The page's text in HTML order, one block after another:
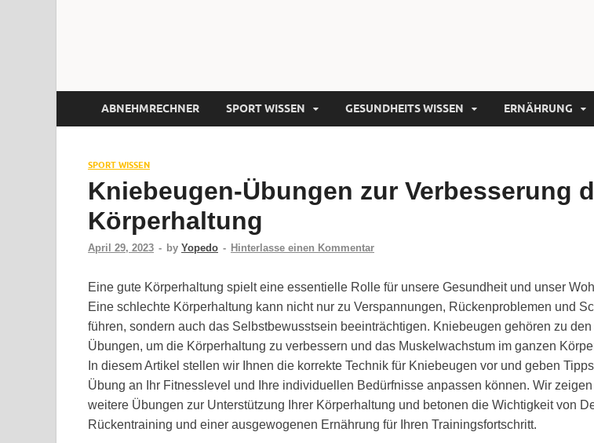
ABNEHMRECHNER SPORT WISSEN GESUNDHEITS WISSEN ERNÄHRUNG
SPORT WISSEN
Kniebeugen-Übungen zur Verbesserung
Körperhaltung
April 29, 2023 - by Yopedo - Hinterlasse einen Kommentar
Eine gute Körperhaltung spielt eine essentielle Rolle für unsere Gesundheit und unser
Eine schlechte Körperhaltung kann nicht nur zu Verspannungen, Rückenproblemen und
führen, sondern auch das Selbstbewusstsein beeinträchtigen. Kniebeugen gehören zu den
Übungen, um die Körperhaltung zu verbessern und das Muskelwachstum im ganzen
In diesem Artikel stellen wir Ihnen die korrekte Technik für Kniebeugen vor und geben
Übung an Ihr Fitnesslevel und Ihre individuellen Bedürfnisse anpassen können. Wir
weitere Übungen zur Unterstützung Ihrer Körperhaltung und betonen die Wichtigkeit von
Rückentraining und einer ausgewogenen Ernährung für Ihren Trainingsfortschritt.